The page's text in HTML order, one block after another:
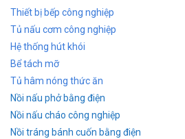
Thiết bị bếp công nghiệp
Tủ nấu cơm công nghiệp
Hệ thống hút khói
Bể tách mỡ
Tủ hâm nóng thức ăn
Nồi nấu phở bằng điện
Nồi nấu cháo công nghiệp
Nồi tráng bánh cuốn bằng điện